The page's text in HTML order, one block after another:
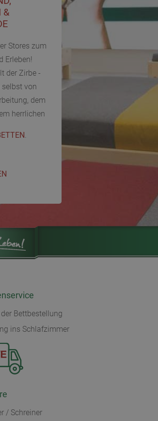
&
Stores zum
Erleben!
der Zirbe -
selbst von
dem
herrlichen
.
Bettbestellung
ins Schlafzimmer
/ Schreiner